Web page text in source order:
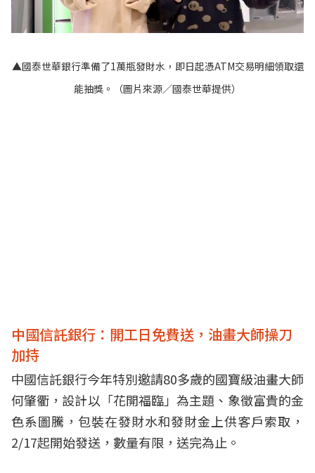
▲國泰世華銀行準備了1萬瓶發財水，即日起憑ATM交易明細領取還
能抽獎。（圖片來源／國泰世華提供）
中國信託銀行：開工日免費送，油畫大師操刀
加持
中國信託銀行今年特別邀請80多歲的國寶級油畫大師
何肇衢，設計以「花開福臨」為主題、象徵富貴的金
色系圖騰，包裝在發財水和發財金上供客戶索取，
2/17起開始發送，數量有限，送完為止。